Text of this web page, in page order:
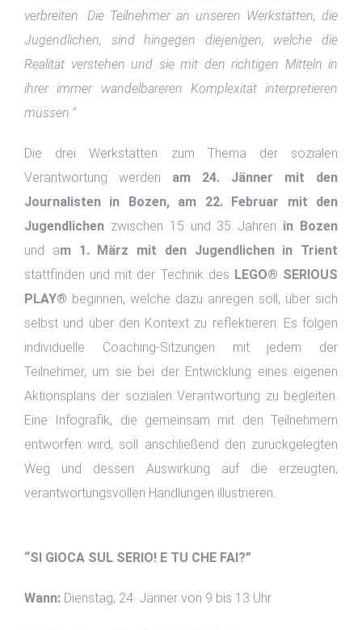
verbreiten. Die Teilnehmer an unseren Werkstätten, die
Jugendlichen, sind hingegen diejenigen, welche die
Realität verstehen und sie mit den richtigen Mitteln in
ihrer immer wandelbareren Komplexität interpretieren
müssen.“
Die drei Werkstätten zum Thema der sozialen
Verantwortung werden am 24. Jänner mit den
Journalisten in Bozen, am 22. Februar mit den
Jugendlichen zwischen 15 und 35 Jahren in Bozen
und am 1. März mit den Jugendlichen in Trient
stattfinden und mit der Technik des LEGO® SERIOUS
PLAY® beginnen, welche dazu anregen soll, über sich
selbst und über den Kontext zu reflektieren. Es folgen
individuelle Coaching-Sitzungen mit jedem der
Teilnehmer, um sie bei der Entwicklung eines eigenen
Aktionsplans der sozialen Verantwortung zu begleiten.
Eine Infografik, die gemeinsam mit den Teilnehmern
entworfen wird, soll anschließend den zurückgelegten
Weg und dessen Auswirkung auf die erzeugten,
verantwortungsvollen Handlungen illustrieren.
“SI GIOCA SUL SERIO! E TU CHE FAI?”
Wann: Dienstag, 24. Jänner von 9 bis 13 Uhr